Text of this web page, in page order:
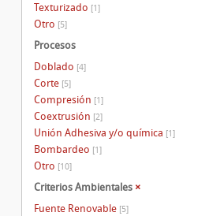
Texturizado [1]
Otro [5]
Procesos
Doblado [4]
Corte [5]
Compresión [1]
Coextrusión [2]
Unión Adhesiva y/o química [1]
Bombardeo [1]
Otro [10]
Criterios Ambientales ×
Fuente Renovable [5]